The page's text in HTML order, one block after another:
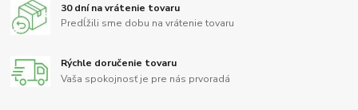
30 dní na vrátenie tovaru
Predĺžili sme dobu na vrátenie tovaru
Rýchle doručenie tovaru
Vaša spokojnosť je pre nás prvoradá